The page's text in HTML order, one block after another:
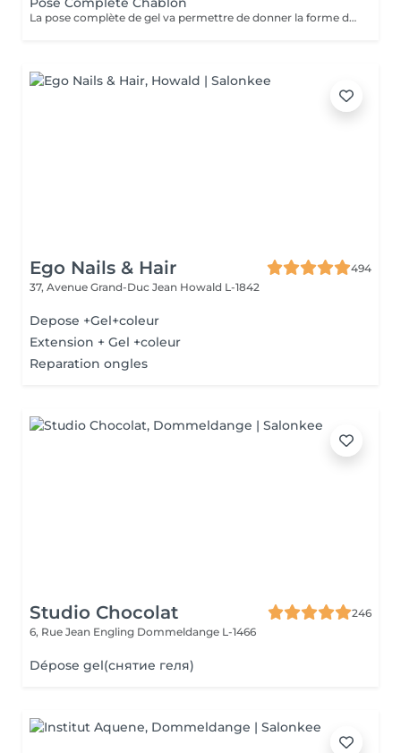
La pose complète de gel va permettre de donner la forme désirée en rallongeant les ongles (préalablement préparés) par la technique du chablon. Ensuite vient la pose du gel qui sera façonné et enfin la pose de la couleur ou de la French.
Ego Nails & Hair
494
37, Avenue Grand-Duc Jean Howald L-1842
Depose +Gel+coleur
Extension + Gel +coleur
Reparation ongles
Studio Chocolat
246
6, Rue Jean Engling Dommeldange L-1466
Dépose gel(снятие геля)